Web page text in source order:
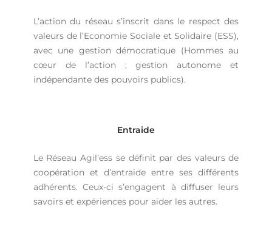
L’action du réseau s’inscrit dans le respect des
valeurs de l’Economie Sociale et Solidaire (ESS),
avec une gestion démocratique (Hommes au
cœur de l’action ; gestion autonome et
indépendante des pouvoirs publics).
Entraide
Le Réseau Agil’ess se définit par des valeurs de
coopération et d’entraide entre ses différents
adhérents. Ceux-ci s’engagent à diffuser leurs
savoirs et expériences pour aider les autres.